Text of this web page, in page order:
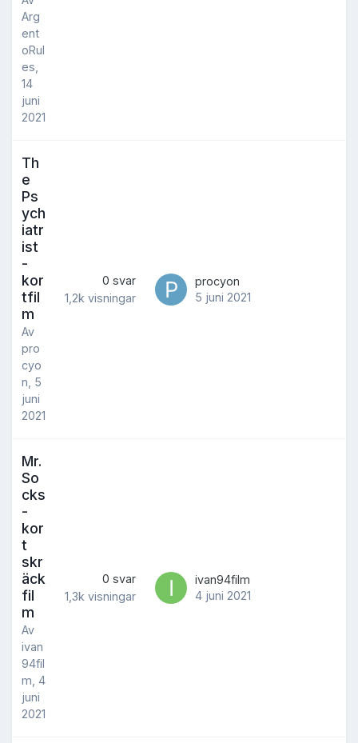
Arg
ent
oRul
es,
14
juni
2021
Th
e
Ps
ych
iatr
ist
-
kor
tfil
m
Av
pro
cyo
n, 5
juni
2021
0 svar
1,2k visningar
procyon
5 juni 2021
Mr.
So
cks
-
kor
t
skr
äck
fil
m
Av
ivan
94fil
m, 4
juni
2021
0 svar
1,3k visningar
ivan94film
4 juni 2021